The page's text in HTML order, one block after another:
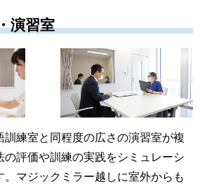
演習室
訓練室と同程度の広さの演習室が複
の評価や訓練の実践をシミュレーシ
。マジックミラー越しに室外からも